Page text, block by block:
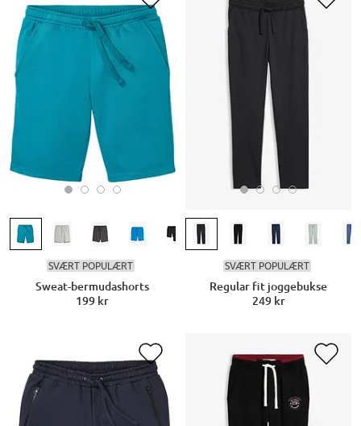
SVÆRT POPULÆRT
Sweat-bermudashorts
199 kr
SVÆRT POPULÆRT
Regular fit joggebukse
249 kr